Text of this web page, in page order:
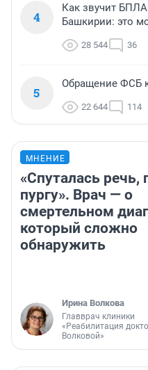
4
Как звучит
Башкирии: это
28 544 36
5
Обращение ФСБ
22 644 114
МНЕНИЕ
«Спуталась речь,
пургу». Врач — о
смертельном
который сложно
обнаружить
Ирина Волкова
Главврач клиники
«Реабилитация
Волковой»